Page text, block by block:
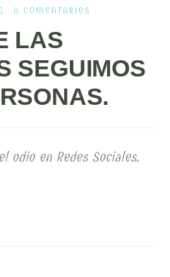
0 COMENTARIOS
LAS
SEGUIMOS
odio en Redes Sociales.